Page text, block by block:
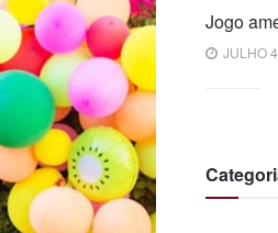
Jogo
JULHO